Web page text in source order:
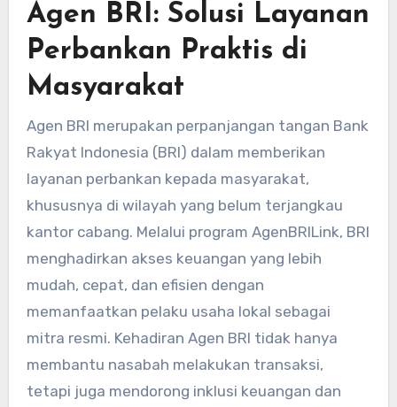
Agen BRI: Solusi Layanan
Perbankan Praktis di
Masyarakat
Agen BRI merupakan perpanjangan tangan Bank
Rakyat Indonesia (BRI) dalam memberikan
layanan perbankan kepada masyarakat,
khususnya di wilayah yang belum terjangkau
kantor cabang. Melalui program AgenBRILink, BRI
menghadirkan akses keuangan yang lebih
mudah, cepat, dan efisien dengan
memanfaatkan pelaku usaha lokal sebagai
mitra resmi. Kehadiran Agen BRI tidak hanya
membantu nasabah melakukan transaksi,
tetapi juga mendorong inklusi keuangan dan